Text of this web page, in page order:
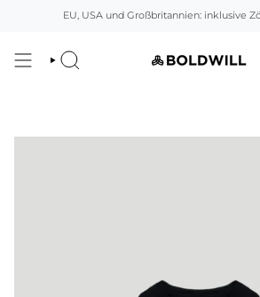
EU, USA und Großbritannien: inklusive
SUCHEN